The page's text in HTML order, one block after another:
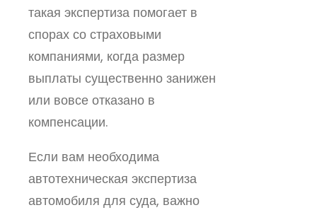
такая экспертиза помогает в
спорах со страховыми
компаниями, когда размер
выплаты существенно занижен
или вовсе отказано в
компенсации.
Если вам необходима
автотехническая экспертиза
автомобиля для суда, важно